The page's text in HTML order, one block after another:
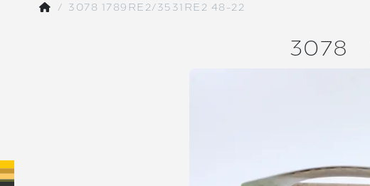
3078 1789RE2/3531RE2 48-22
3078